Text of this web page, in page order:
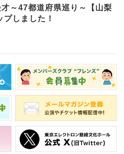
才～47都道府県巡り～【山梨
しました！